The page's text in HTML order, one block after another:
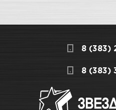
СКЛАДСКОЙ
Нет в наличии
получение товара
поэтому подготовили
Как купить товар?
8 (383)
8 (383)